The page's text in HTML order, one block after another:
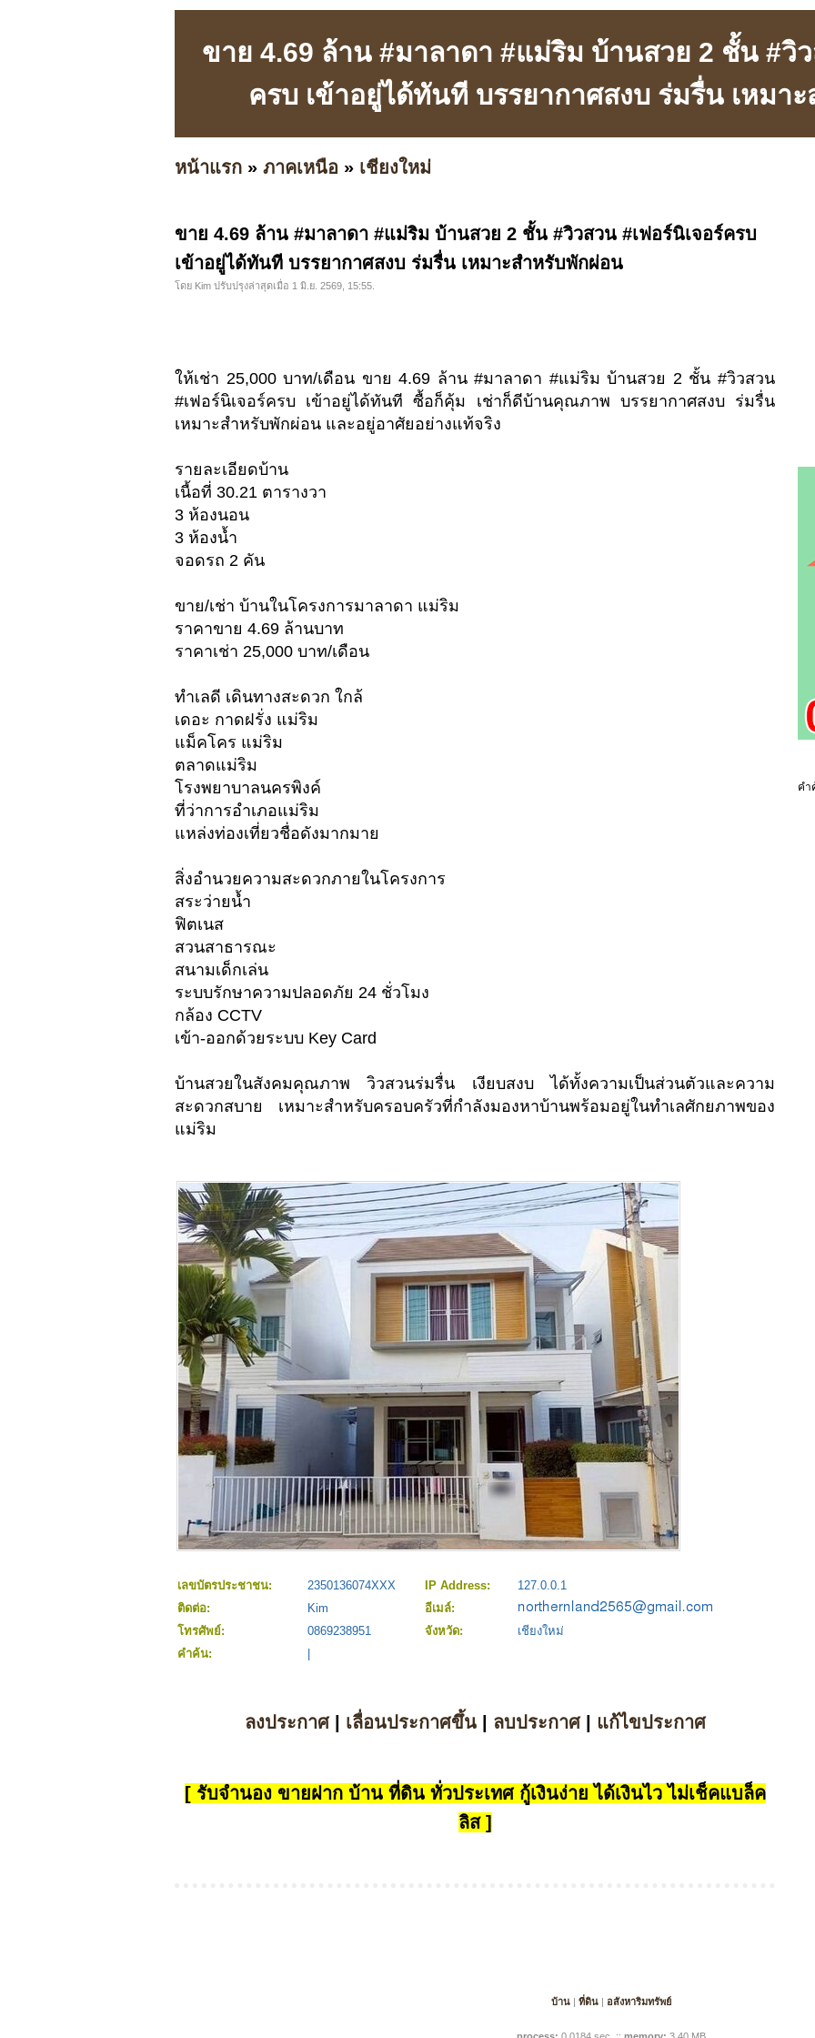
ขาย 4.69 ล้าน #มาลาดา #แม่ริม บ้านสวย 2 ชั้น #วิว
ครบ เข้าอยู่ได้ทันที บรรยากาศสงบ ร่มรื่น เหมา
หน้าแรก » ภาคเหนือ » เชียงใหม่
ขาย 4.69 ล้าน #มาลาดา #แม่ริม บ้านสวย 2 ชั้น #วิวสวน #เฟอร์นิเจอร์ครบ
เข้าอยู่ได้ทันที บรรยากาศสงบ ร่มรื่น เหมาะสำหรับพักผ่อน
โดย Kim ปรับปรุงล่าสุดเมื่อ 1 มิ.ย. 2569, 15:55.
ให้เช่า 25,000 บาท/เดือน ขาย 4.69 ล้าน #มาลาดา #แม่ริม บ้านสวย 2 ชั้น #วิวสวน
#เฟอร์นิเจอร์ครบ เข้าอยู่ได้ทันที ซื้อก็คุ้ม เช่าก็ดีบ้านคุณภาพ บรรยากาศสงบ ร่มรื่น
เหมาะสำหรับพักผ่อน และอยู่อาศัยอย่างแท้จริง
รายละเอียดบ้าน
เนื้อที่ 30.21 ตารางวา
3 ห้องนอน
3 ห้องน้ำ
จอดรถ 2 คัน
ขาย/เช่า บ้านในโครงการมาลาดา แม่ริม
ราคาขาย 4.69 ล้านบาท
ราคาเช่า 25,000 บาท/เดือน
ทำเลดี เดินทางสะดวก ใกล้
เดอะ กาดฝรั่ง แม่ริม
แม็คโคร แม่ริม
ตลาดแม่ริม
โรงพยาบาลนครพิงค์
ที่ว่าการอำเภอแม่ริม
แหล่งท่องเที่ยวชื่อดังมากมาย
สิ่งอำนวยความสะดวกภายในโครงการ
สระว่ายน้ำ
ฟิตเนส
สวนสาธารณะ
สนามเด็กเล่น
ระบบรักษาความปลอดภัย 24 ชั่วโมง
กล้อง CCTV
เข้า-ออกด้วยระบบ Key Card
บ้านสวยในสังคมคุณภาพ วิวสวนร่มรื่น เงียบสงบ ได้ทั้งความเป็นส่วนตัวและความ
สะดวกสบาย เหมาะสำหรับครอบครัวที่กำลังมองหาบ้านพร้อมอยู่ในทำเลศักยภาพของ
แม่ริม
เลขบัตรประชาชน: 2350136074XXX IP Address:
127.0.0.1
ติดต่อ:
Kim
อีเมล์:
โทรศัพย์:
0869238951 จังหวัด:
เชียงใหม่
คำค้น:
ลงประกาศ| เลื่อนประกาศขึ้น| ลบประกาศ| แก้ไขประกาศ
[ รับจำนอง ขายฝาก บ้าน ที่ดิน ทั่วประเทศ กู้เงินง่าย ได้เงินไว ไม่เช็คแบล็ค
ลิส ]
คำ
บ้าน | ที่ดิน | อสังหาริมทรัพย์